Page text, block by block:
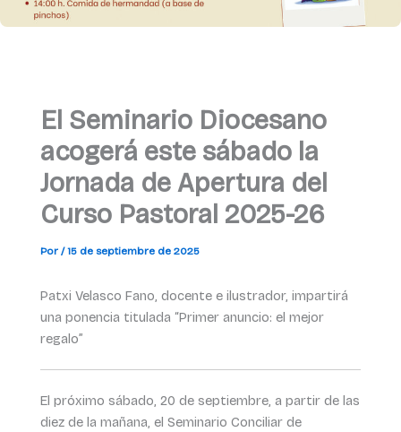
El Seminario Diocesano
acogerá este sábado la
Jornada de Apertura del
Curso Pastoral 2025-26
Por /15 de septiembre de 2025
Patxi Velasco Fano, docente e ilustrador, impartirá
una ponencia titulada “Primer anuncio: el mejor
regalo”
El próximo sábado, 20 de septiembre, a partir de las
diez de la mañana, el Seminario Conciliar de